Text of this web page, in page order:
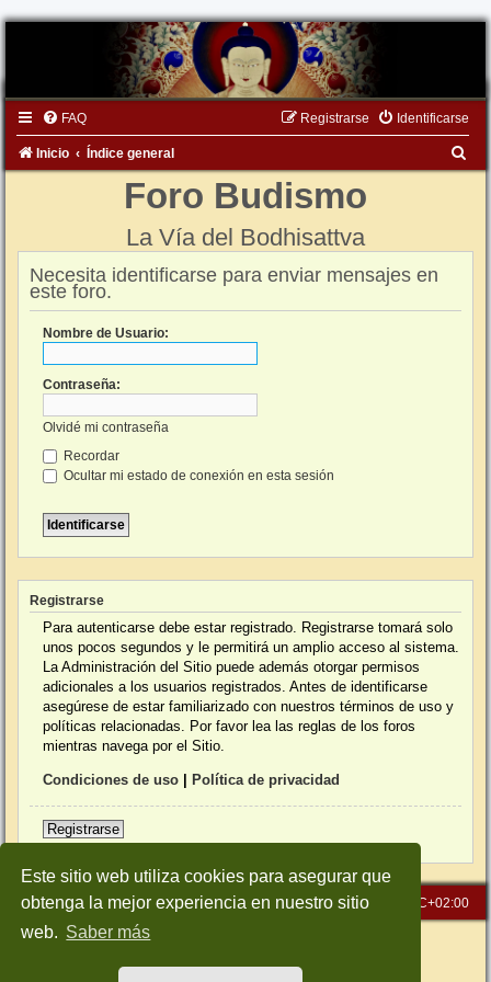
Este sitio web utiliza cookies para asegurar que
obtenga la mejor experiencia en nuestro sitio
web. Saber más
FAQ Identificarse
Registrarse
Inicio Índice general
Foro Budismo
La Vía del Bodhisattva
Necesita identificarse para enviar mensajes en
este foro.
Nombre de Usuario:
Contraseña:
Olvidé mi contraseña
Recordar
Ocultar mi estado de conexión en esta sesión
Registrarse
Para autenticarse debe estar registrado. Registrarse tomará solo
unos pocos segundos y le permitirá un amplio acceso al sistema.
La Administración del Sitio puede además otorgar permisos
adicionales a los usuarios registrados. Antes de identificarse
asegúrese de estar familiarizado con nuestros términos de uso y
políticas relacionadas. Por favor lea las reglas de los foros
mientras navega por el Sitio.
Condiciones de uso Política de privacidad
Registrarse
Inicio Índice general Todos los horarios son UTC+02:00
Desarrollado porphpBB